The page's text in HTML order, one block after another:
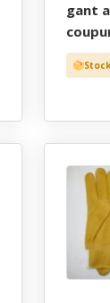
gant
hdpe